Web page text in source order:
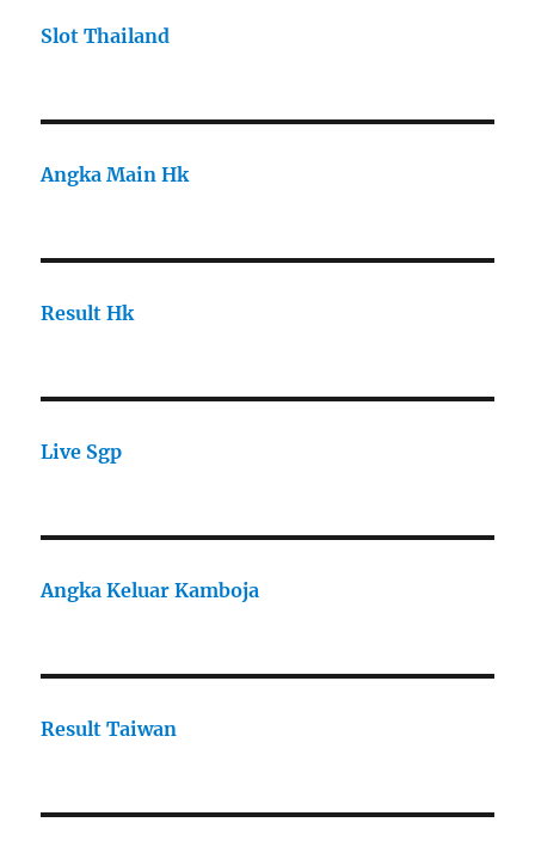
Slot Thailand
Angka Main Hk
Result Hk
Live Sgp
Angka Keluar Kamboja
Result Taiwan